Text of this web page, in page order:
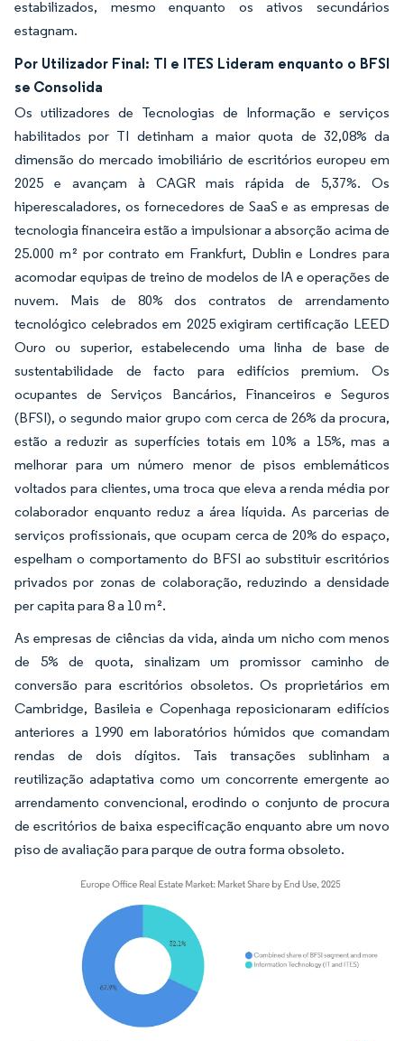
estabilizados, mesmo enquanto os ativos secundários
estagnam.
Por Utilizador Final: TI e ITES Lideram enquanto o BFSI
se Consolida
Os utilizadores de Tecnologias de Informação e serviços
habilitados por TI detinham a maior quota de 32,08% da
dimensão do mercado imobiliário de escritórios europeu em
2025 e avançam à CAGR mais rápida de 5,37%. Os
hiperescaladores, os fornecedores de SaaS e as empresas de
tecnologia financeira estão a impulsionar a absorção acima de
25.000 m² por contrato em Frankfurt, Dublin e Londres para
acomodar equipas de treino de modelos de IA e operações de
nuvem. Mais de 80% dos contratos de arrendamento
tecnológico celebrados em 2025 exigiram certificação LEED
Ouro ou superior, estabelecendo uma linha de base de
sustentabilidade de facto para edifícios premium. Os
ocupantes de Serviços Bancários, Financeiros e Seguros
(BFSI), o segundo maior grupo com cerca de 26% da procura,
estão a reduzir as superfícies totais em 10% a 15%, mas a
melhorar para um número menor de pisos emblemáticos
voltados para clientes, uma troca que eleva a renda média por
colaborador enquanto reduz a área líquida. As parcerias de
serviços profissionais, que ocupam cerca de 20% do espaço,
espelham o comportamento do BFSI ao substituir escritórios
privados por zonas de colaboração, reduzindo a densidade
per capita para 8 a 10 m².
As empresas de ciências da vida, ainda um nicho com menos
de 5% de quota, sinalizam um promissor caminho de
conversão para escritórios obsoletos. Os proprietários em
Cambridge, Basileia e Copenhaga reposicionaram edifícios
anteriores a 1990 em laboratórios húmidos que comandam
rendas de dois dígitos. Tais transações sublinham a
reutilização adaptativa como um concorrente emergente ao
arrendamento convencional, erodindo o conjunto de procura
de escritórios de baixa especificação enquanto abre um novo
piso de avaliação para parque de outra forma obsoleto.